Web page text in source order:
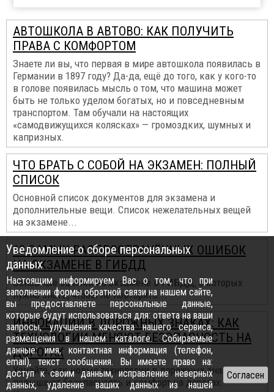
АВТОШКОЛА В АВТОВО: КАК ПОЛУЧИТЬ
ПРАВА С КОМФОРТОМ
Знаете ли вы, что первая в мире автошкола появилась в
Германии в 1897 году? Да-да, ещё до того, как у кого-то
в голове появилась мысль о том, что машина может
быть не только уделом богатых, но и повседневным
транспортом. Там обучали на настоящих
«самодвижущихся колясках» — громоздких, шумных и
капризных.
ЧТО БРАТЬ С СОБОЙ НА ЭКЗАМЕН: ПОЛНЫЙ
СПИСОК
Основной список документов для экзамена и
дополнительные вещи. Список нежелательных вещей
на экзамене...
10 САМЫХ РАСПРОСТРАНЁННЫХ ОШИБОК
НА ЭКЗАМЕНЕ В ГИБДД
Основные ошибки на экзамене в ГИБДД, о которых
нужно знать, чтобы не повторять...
ИННОВАЦИИ В ДОРОЖНЫХ ЗНАКАХ: КАК
ТЕХНОЛОГИИ МЕНЯЮТ БЕЗОПАСНОСТЬ НА
ДОРОГАХ
Узнайте, как новые технологии в дорожных знаках
повышают безопасность и комфорт на дорогах.
Уведомление о сборе персональных
данных
Настоящим информируем Вас о том, что при
заполнении формы обратной связи на нашем сайте,
вы предоставляете персональные данные,
которые будут использоваться для: ответа на ваши
запросы, улучшения качества нашего сервиса,
размещения в нашем каталоге. Собираемые
данные: имя, контактная информация (телефон,
email), текст сообщения. Вы имеете право на:
доступ к своим данным, исправление неверных
данных, удаление ваших данных из нашей